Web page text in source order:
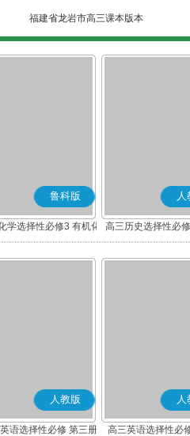
福建省龙岩市高三课本版本
鲁科版
学选择性必修3 有机化
学基础
人
高三历史选择性必
流与传播(部
人教版
语选择性必修 第三册
人
高三英语选择性必